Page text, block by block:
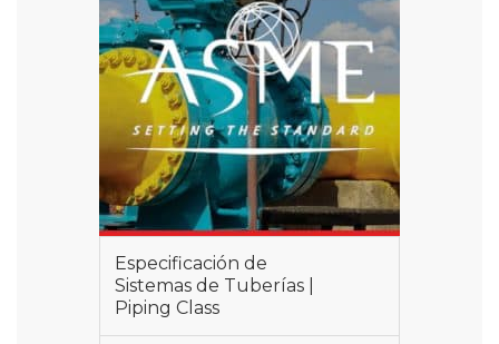
Especificación de
Sistemas de Tuberías |
Piping Class